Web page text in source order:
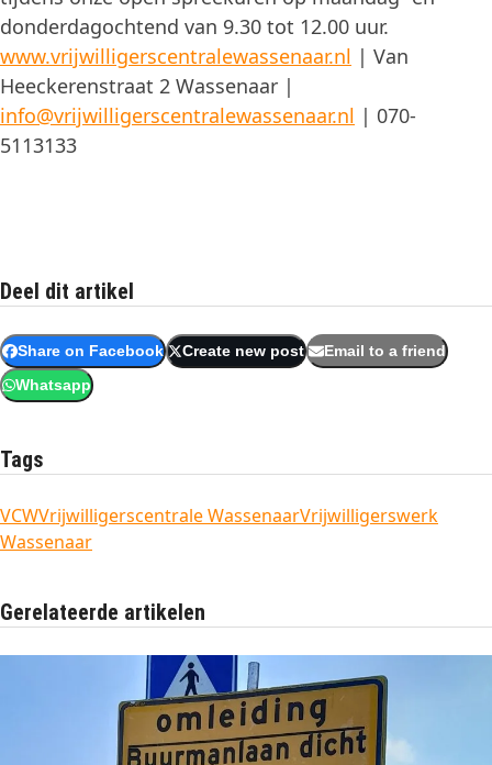
donderdagochtend van 9.30 tot 12.00 uur.
www.vrijwilligerscentralewassenaar.nl | Van
Heeckerenstraat 2 Wassenaar |
info@vrijwilligerscentralewassenaar.nl | 070-
5113133
Deel dit artikel
Share on Facebook Create new post Email to a friend
Whatsapp
Tags
VCWVrijwilligerscentrale WassenaarVrijwilligerswerk
Wassenaar
Gerelateerde artikelen